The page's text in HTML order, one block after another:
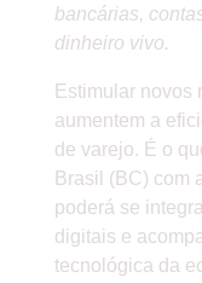
bancárias,
dinheiro vivo.
Estimular novos
aumentem a
de varejo. É o
Brasil (BC) com
poderá se
digitais e
tecnológica da